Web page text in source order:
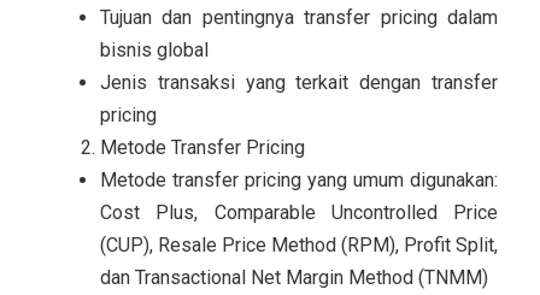
Tujuan dan pentingnya transfer pricing dalam
bisnis global
Jenis transaksi yang terkait dengan transfer
pricing
Metode Transfer Pricing
Metode transfer pricing yang umum digunakan:
Cost Plus, Comparable Uncontrolled Price
(CUP), Resale Price Method (RPM), Profit Split,
dan Transactional Net Margin Method (TNMM)